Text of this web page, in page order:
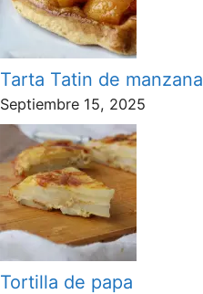
Tarta Tatin de manzana
Septiembre 15, 2025
Tortilla de papa